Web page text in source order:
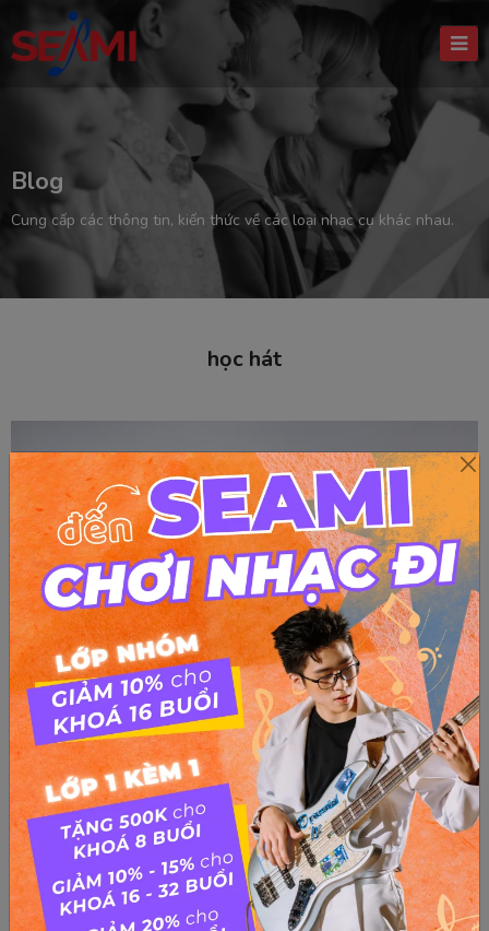
Blog
Cung cấp các thông tin, kiến thức về các loại nhạc cụ khác nhau.
học hát
Các nguyên tắc cơ bản cho người mới học hát
Nguyên tắc cơ bản cho người mới học hát Bạn có muốn cải
thiện giọng hát của mình không? Bạn có muốn cảm thấy tốt
hơn khi bạn hát? Tất nhiên rồi. Nếu bạn đã từng vật lộn để
hát và tìm kiếm “bí mật” để hát hay, thì chắc...